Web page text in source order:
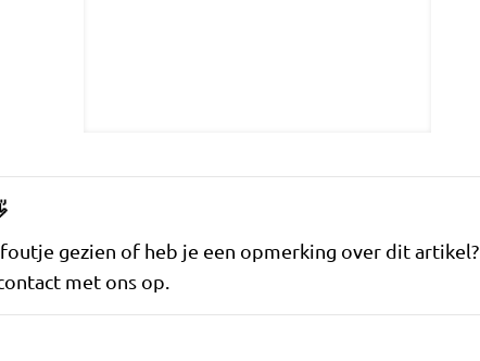
gezien of heb je een opmerking over dit artikel?
met ons op.